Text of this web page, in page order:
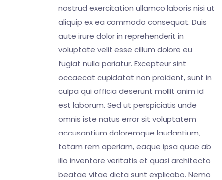
nostrud exercitation ullamco laboris nisi ut
aliquip ex ea commodo consequat. Duis
aute irure dolor in reprehenderit in
voluptate velit esse cillum dolore eu
fugiat nulla pariatur. Excepteur sint
occaecat cupidatat non proident, sunt in
culpa qui officia deserunt mollit anim id
est laborum. Sed ut perspiciatis unde
omnis iste natus error sit voluptatem
accusantium doloremque laudantium,
totam rem aperiam, eaque ipsa quae ab
illo inventore veritatis et quasi architecto
beatae vitae dicta sunt explicabo. Nemo